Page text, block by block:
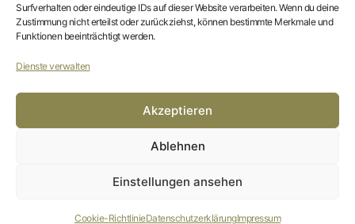
Surfverhalten oder eindeutige IDs auf dieser Website verarbeiten. Wenn du deine
Zustimmung nicht erteilst oder zurückziehst, können bestimmte Merkmale und
Funktionen beeinträchtigt werden.
Dienste verwalten
Akzeptieren
Ablehnen
Einstellungen ansehen
Cookie-RichtlinieDatenschutzerklärungImpressum
VEREINSSTEUERRECHT IN BRAUNSCHWEIG
STARTSEITE
COOKIE-RICHTLINIE (EU)